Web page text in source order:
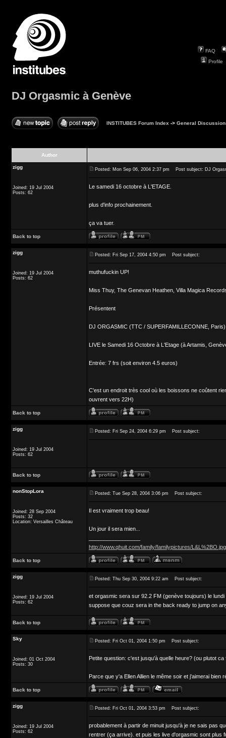
FAQ
Profile
DJ Orgasmic à Genève
INSTITUBES Forum Index -> General
Author
zigg
Joined: 19 Jul 2004
Posts: 62
Posted: Mon Sep 06, 2004 2:37 pm Post subject: DJ
Le samedi 16 octobre à L'ETAGE.
plus d'info prochainement.
ça va tuer.
Back to top
zigg
Joined: 19 Jul 2004
Posts: 62
Posted: Fri Sep 17, 2004 4:50 pm Post subject:
muthufuckin UP!
Miss Thuy, The Genevan Heathen, Villa Magica
Présentent
DJ ORGASMIC (TTC / SUPERFAMILLECONNE, Paris)
LIVE le Samedi 16 Octobre à L'Etage (à Artamis,
Entrée: 7 frs (soit environ 4.5 euros)
C'est un endroit très cool où les boissons ne coûtent
ouvrent vers 22H)
Back to top
zigg
Joined: 19 Jul 2004
Posts: 62
Posted: Fri Sep 24, 2004 6:29 pm Post subject:
Back to top
nonStopLora
Joined: 28 Sep 2004
Posts: 32
Location: Versailles Château
Posted: Tue Sep 28, 2004 3:06 pm Post subject:
Il est vraiment trop beau!
Un jour il sera mien...
http://www.qhuit.com/family/familypictures/L&L%2BO.jpg
Back to top
zigg
Joined: 19 Jul 2004
Posts: 62
Posted: Thu Sep 30, 2004 9:22 am Post subject:
et orgasmic sera sur 92.2 FM (genève toujours) le
suppose que couz sera in the back ready to jump on
Back to top
Sky
Joined: 01 Oct 2004
Posts: 30
Posted: Fri Oct 01, 2004 1:50 pm Post subject:
Petite question: c'est jusqu'à quelle heure? (ou plutot ca
Parce que y'a Ellen Allien le même soir et j'aimerai
Back to top
zigg
Joined: 19 Jul 2004
Posts: 62
Posted: Fri Oct 01, 2004 3:53 pm Post subject:
probablement à partir de minuit jusqu'à je ne sais pas
rentrer (ça arrive). et puis les live d'orgasmic sont plus